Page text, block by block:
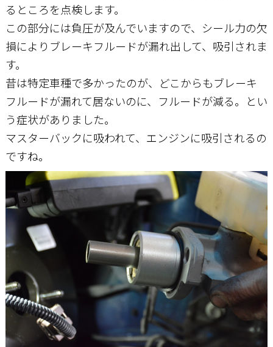
るところを点検します。
この部分には負圧が及んでいますので、シール力の欠
損によりブレーキフルードが漏れ出して、吸引されま
す。
昔は特定車種で多かったのが、どこからもブレーキ
フルードが漏れて居ないのに、フルードが減る。とい
う症状がありました。
マスターバックに吸われて、エンジンに吸引されるの
ですね。